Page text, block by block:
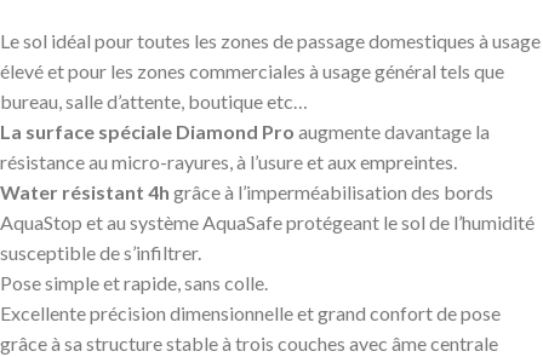
Le sol idéal pour toutes les zones de passage domestiques à usage
élevé et pour les zones commerciales à usage général tels que
bureau, salle d’attente, boutique etc…
La surface spéciale Diamond Pro augmente davantage la
résistance au micro-rayures, à l’usure et aux empreintes.
Water résistant 4h grâce à l’imperméabilisation des bords
AquaStop et au système AquaSafe protégeant le sol de l’humidité
susceptible de s’infiltrer.
Pose simple et rapide, sans colle.
Excellente précision dimensionnelle et grand confort de pose
grâce à sa structure stable à trois couches avec âme centrale